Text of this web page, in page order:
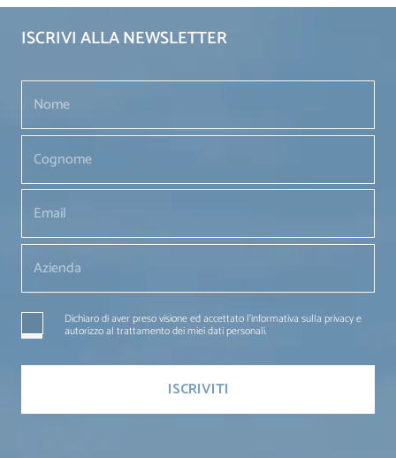
ISCRIVI ALLA NEWSLETTER
Dichiaro di aver preso visione ed accettato l'informativa sulla privacy e
autorizzo al trattamento dei miei dati personali.